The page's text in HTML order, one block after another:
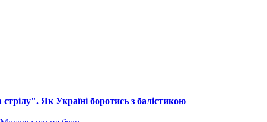
Як Україні боротись з балістикою